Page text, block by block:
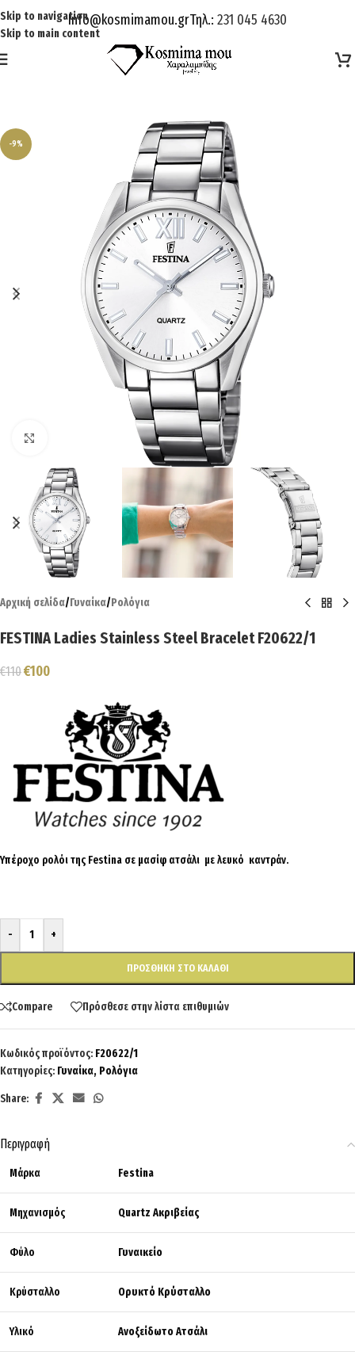
Skip to navigation
Skip to main content
Info@kosmimamou.grΤηλ.: 231 045 4630
-9%
Αρχική σελίδα/Γυναίκα/Ρολόγια
FESTINA Ladies Stainless Steel Bracelet F20622/1
€110€100
Υπέροχο ρολόι της Festina σε μασίφ ατσάλι με λευκό καντράν.
- +
ΠΡΟΣΘΉΚΗ ΣΤΟ ΚΑΛΆΘΙ
Compare Πρόσθεσε στην λίστα επιθυμιών
Κωδικός προϊόντος: F20622/1
Κατηγορίες: Γυναίκα, Ρολόγια
Share:
Περιγραφή
Μάρκα Festina
Μηχανισμός Quartz Ακριβείας
Φύλο Γυναικείο
Κρύσταλλο Ορυκτό Κρύσταλλο
Υλικό Ανοξείδωτο Ατσάλι